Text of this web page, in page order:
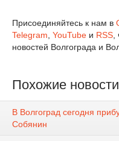
Присоединяйтесь к нам в
Telegram YouTube и RSS
новостей Волгограда и
Похожие новости
В Волгоград сегодня
Собянин